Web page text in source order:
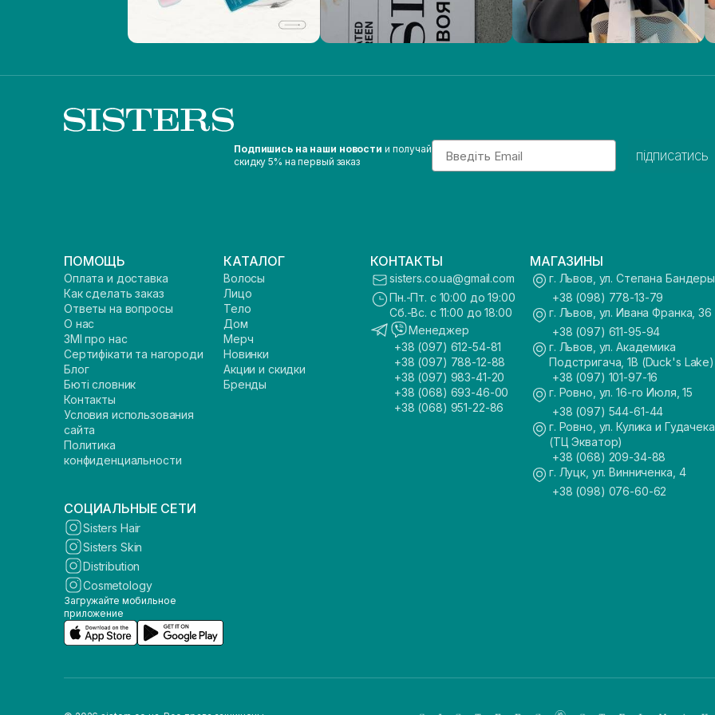
Подпишись на наши новости и получай
скидку 5% на первый заказ
Email
підписатись
ПОМОЩЬ
Оплата и доставка
Как сделать заказ
Ответы на вопросы
О нас
ЗМІ про нас
Сертифікати та нагороди
Блог
Бюті словник
Контакты
Условия использования
сайта
Политика
конфиденциальности
КАТАЛОГ
Волосы
Лицо
Тело
Дом
Мерч
Новинки
Акции и скидки
Бренды
КОНТАКТЫ
sisters.co.ua@gmail.com
Пн.-Пт. с 10:00 до 19:00
Сб.-Вс. с 11:00 до 18:00
Менеджер
+38 (097) 612-54-81
+38 (097) 788-12-88
+38 (097) 983-41-20
+38 (068) 693-46-00
+38 (068) 951-22-86
МАГАЗИНЫ
г. Львов, ул. Степана
+38 (098) 778-13-79
г. Львов, ул. Ивана Франка, 36
+38 (097) 611-95-94
г. Львов, ул. Академика
Подстригача, 1В (Duck's Lake)
+38 (097) 101-97-16
г. Ровно, ул. 16-го Июля, 15
+38 (097) 544-61-44
г. Ровно, ул. Кулика и
(ТЦ Экватор)
+38 (068) 209-34-88
г. Луцк, ул. Винниченка, 4
+38 (098) 076-60-62
СОЦИАЛЬНЫЕ СЕТИ
Sisters Hair
Sisters Skin
Distribution
Cosmetology
Загружайте мобильное
приложение